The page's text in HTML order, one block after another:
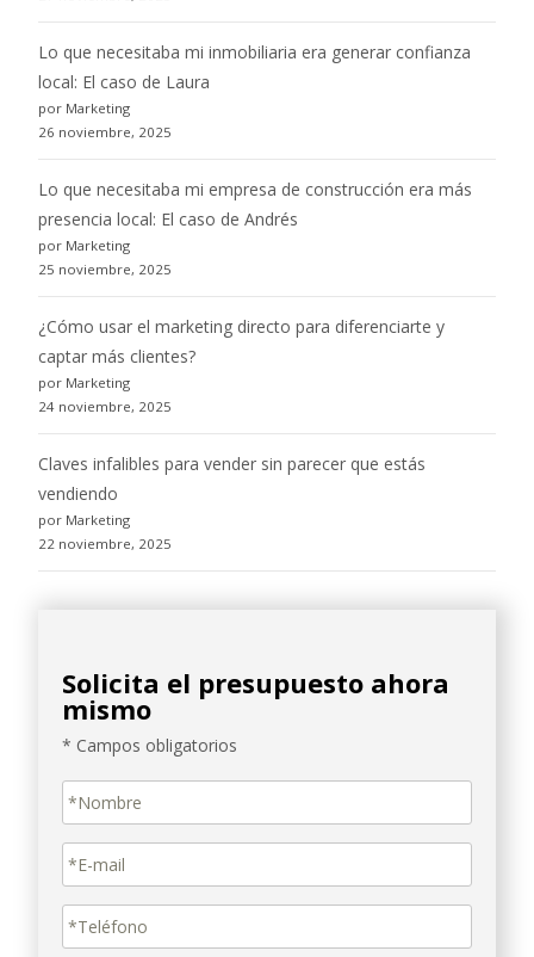
Lo que necesitaba mi inmobiliaria era generar confianza
local: El caso de Laura
por Marketing
26 noviembre, 2025
Lo que necesitaba mi empresa de construcción era más
presencia local: El caso de Andrés
por Marketing
25 noviembre, 2025
¿Cómo usar el marketing directo para diferenciarte y
captar más clientes?
por Marketing
24 noviembre, 2025
Claves infalibles para vender sin parecer que estás
vendiendo
por Marketing
22 noviembre, 2025